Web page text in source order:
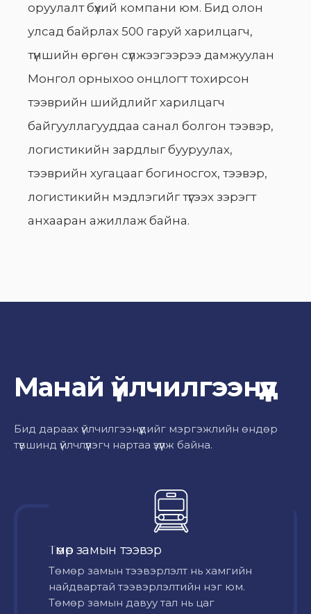
оруулалт бүхий компани юм. Бид олон
улсад байрлах 500 гаруй харилцагч,
түншийн өргөн сүлжээгээрээ дамжуулан
Монгол орныхоо онцлогт тохирсон
тээврийн шийдлийг харилцагч
байгууллагууддаа санал болгон тээвэр,
логистикийн зардлыг бууруулах,
тээврийн хугацааг богиносгох, тээвэр,
логистикийн мэдлэгийг түгээх зэрэгт
анхааран ажиллаж байна.
Манай үйлчилгээнүүд
Бид дараах үйлчилгээнүүдийг мэргэжлийн өндөр
түвшинд үйлчлүүлэгч нартаа үзүүлж байна.
Төмөр замын тээвэр
Төмөр замын тээвэрлэлт нь хамгийн
найдвартай тээвэрлэлтийн нэг юм.
Төмөр замын давуу тал нь цаг